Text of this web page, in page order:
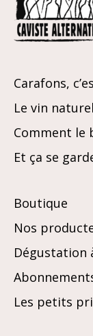
Carafons,
Le vin
Comment le
Et ça se
Boutique
Nos
Dégustation
Les petits